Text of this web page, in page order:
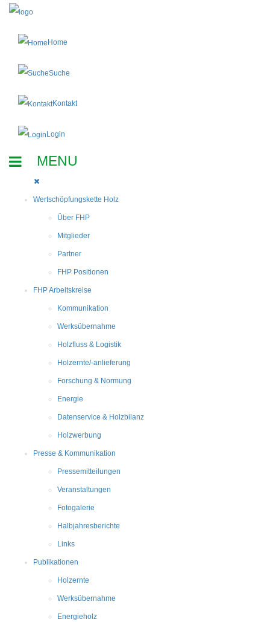
Home
Suche
Kontakt
Login
Wertschöpfungskette Holz
Über FHP
Mitglieder
Partner
FHP Positionen
FHP Arbeitskreise
Kommunikation
Werksübernahme
Holzfluss & Logistik
Holzernte/-anlieferung
Forschung & Normung
Energie
Datenservice & Holzbilanz
Holzwerbung
Presse & Kommunikation
Pressemitteilungen
Veranstaltungen
Fotogalerie
Halbjahresberichte
Links
Publikationen
Holzernte
Werksübernahme
Energieholz